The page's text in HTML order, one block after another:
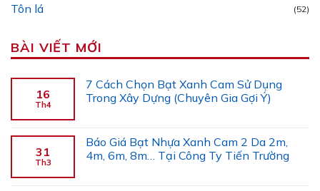
Tôn lá (52)
BÀI VIẾT MỚI
16
Th4
7 Cách Chọn Bạt Xanh Cam Sử Dụng
Trong Xây Dựng (Chuyên Gia Gợi Ý)
31
Th3
Báo Giá Bạt Nhựa Xanh Cam 2 Da 2m,
4m, 6m, 8m… Tại Công Ty Tiến Trường